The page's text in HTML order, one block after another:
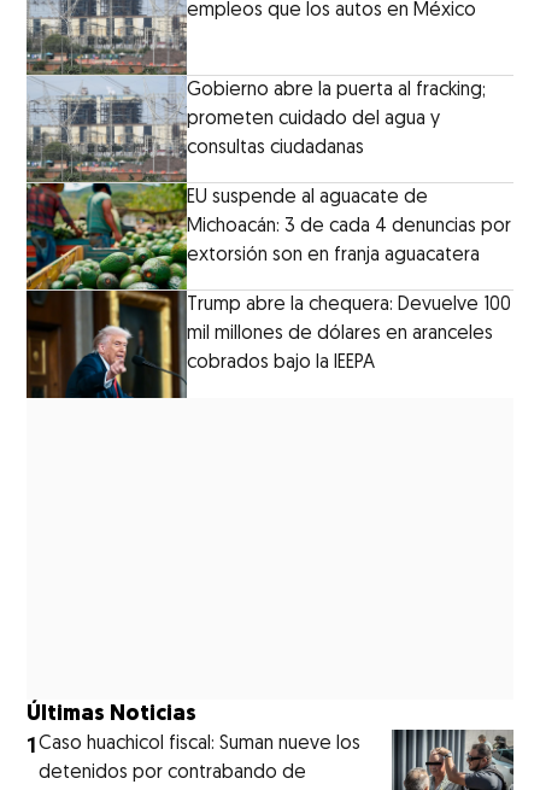
empleos que los autos en México
Gobierno abre la puerta al fracking;
prometen cuidado del agua y
consultas ciudadanas
EU suspende al aguacate de
Michoacán: 3 de cada 4 denuncias por
extorsión son en franja aguacatera
Trump abre la chequera: Devuelve 100
mil millones de dólares en aranceles
cobrados bajo la IEEPA
Últimas Noticias
1Caso huachicol fiscal: Suman nueve los
detenidos por contrabando de